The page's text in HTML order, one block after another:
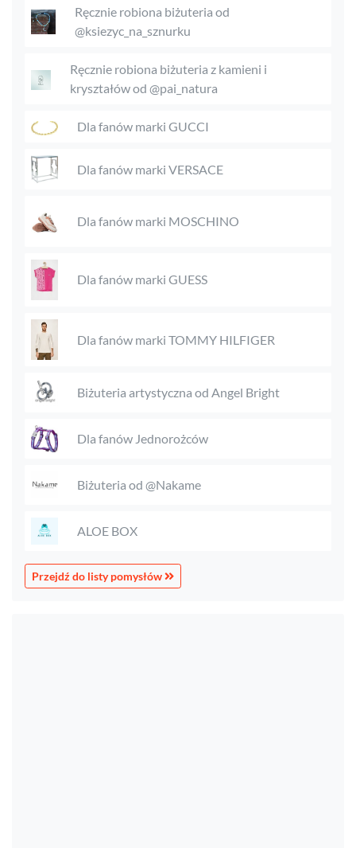
Ręcznie robiona biżuteria od
@ksiezyc_na_sznurku
Ręcznie robiona biżuteria z kamieni i
kryształów od @pai_natura
Dla fanów marki GUCCI
Dla fanów marki VERSACE
Dla fanów marki MOSCHINO
Dla fanów marki GUESS
Dla fanów marki TOMMY HILFIGER
Biżuteria artystyczna od Angel Bright
Dla fanów Jednorożców
Biżuteria od @Nakame
ALOE BOX
Przejdź do listy pomysłów